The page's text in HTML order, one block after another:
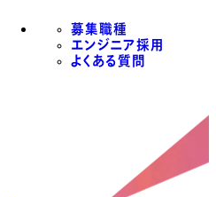
募集職種
エンジニア採用
よくある質問